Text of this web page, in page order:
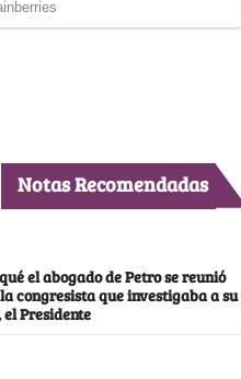
Notas Recomendadas
el abogado de Petro se reunió
congresista que investigaba a su
el Presidente